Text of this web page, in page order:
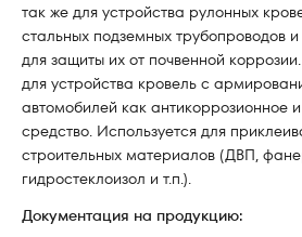
так же для устройства рулонных
стальных подземных трубопроводов
для защиты их от почвенной
для устройства кровель с
автомобилей как антикоррозионное
средство. Используется для
строительных материалов (ДВП,
гидростеклоизол и т.п.).
Документация на продукцию: